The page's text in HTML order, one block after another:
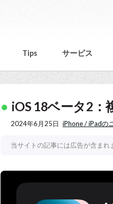
Tips サービス
iOS 18ベータ2：
2024年6月25日 iPhone / iPadの
当サイトの記事には広告が含まれ